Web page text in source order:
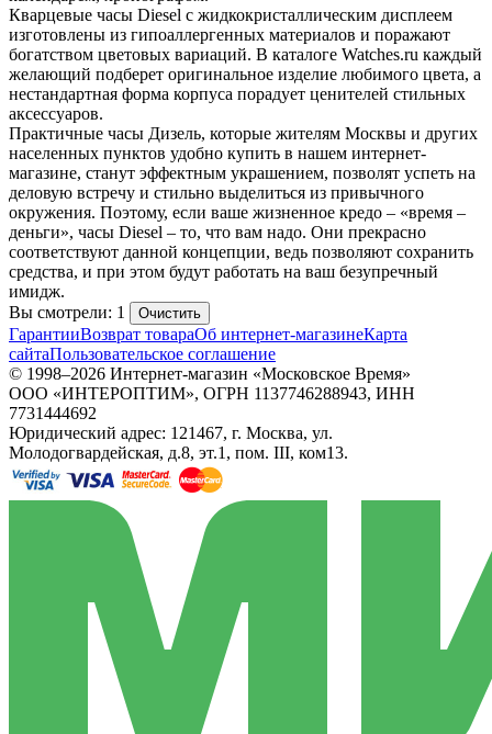
Кварцевые часы Diesel с жидкокристаллическим дисплеем
изготовлены из гипоаллергенных материалов и поражают
богатством цветовых вариаций. В каталоге Watches.ru каждый
желающий подберет оригинальное изделие любимого цвета, а
нестандартная форма корпуса порадует ценителей стильных
аксессуаров.
Практичные часы Дизель, которые жителям Москвы и других
населенных пунктов удобно купить в нашем интернет-
магазине, станут эффектным украшением, позволят успеть на
деловую встречу и стильно выделиться из привычного
окружения. Поэтому, если ваше жизненное кредо – «время –
деньги», часы Diesel – то, что вам надо. Они прекрасно
соответствуют данной концепции, ведь позволяют сохранить
средства, и при этом будут работать на ваш безупречный
имидж.
Вы смотрели: 1
Очистить
ГарантииВозврат товараОб интернет-магазинеКарта
сайтаПользовательское соглашение
© 1998–2026 Интернет-магазин «Московское Время»
ООО «ИНТЕРОПТИМ», ОГРН 1137746288943, ИНН
7731444692
Юридический адрес: 121467, г. Москва, ул.
Молодогвардейская, д.8, эт.1, пом. III, ком13.